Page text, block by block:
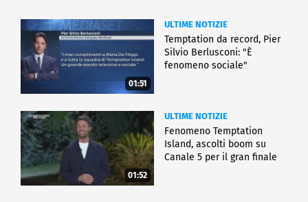
01:51
ULTIME NOTIZIE
Temptation da record, Pier
Silvio Berlusconi: "È
fenomeno sociale"
01:52
ULTIME NOTIZIE
Fenomeno Temptation
Island, ascolti boom su
Canale 5 per il gran finale